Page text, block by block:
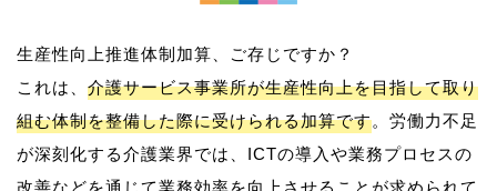
生産性向上推進体制加算、ご存じですか？
これは、 介護サービス事業所が生産性向上を目指して取り
組む体制を整備した際に受けられる加算です。労働力不足
が深刻化する介護業界では、ICTの導入や業務プロセスの
改善などを通じて業務効率を向上させることが求められて